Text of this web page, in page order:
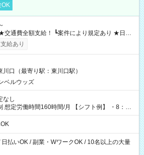
OK
り） ┗働いたその日に現金GET♪ お仕事後はコ
い分を引き落とせます！ 【試用期間】試
給あり
口（最寄り駅：東川口駅）
ベルウッズ
なし
時間160時間/月 【シフト例】 ・8：00
払いOK / 副業・WワークOK / 10名以上の大量